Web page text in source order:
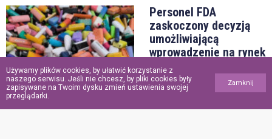
Personel FDA
zaskoczony decyzją
umożliwiającą
wprowadzenie na rynek
USA większej liczby e-
papierosów i saszetek
nikotynowych
Używamy plików cookies, by ułatwić korzystanie z
naszego serwisu. Jeśli nie chcesz, by pliki cookies były
zapisywane na Twoim dysku zmień ustawienia swojej
przeglądarki.
Zamknij